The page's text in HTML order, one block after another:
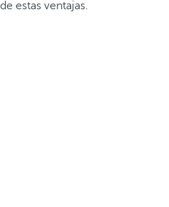
de estas ventajas.